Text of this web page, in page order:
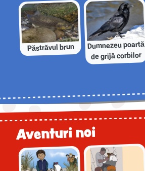
Păstrăvul brun Dumnezeu poartă
de grijă corbilor
Aventuri noi